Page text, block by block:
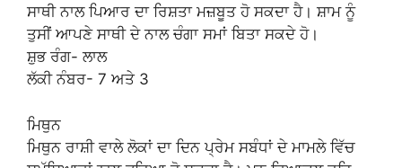
ਸਾਥੀ ਨਾਲ ਪਿਆਰ ਦਾ ਰਿਸ਼ਤਾ ਮਜ਼ਬੂਤ ​​ਹੋ ਸਕਦਾ ਹੈ। ਸ਼ਾਮ ਨੂੰ
ਤੁਸੀਂ ਆਪਣੇ ਸਾਥੀ ਦੇ ਨਾਲ ਚੰਗਾ ਸਮਾਂ ਬਿਤਾ ਸਕਦੇ ਹੋ।
ਸ਼ੁਭ ਰੰਗ- ਲਾਲ
ਲੱਕੀ ਨੰਬਰ- 7 ਅਤੇ 3
ਮਿਥੁਨ
ਮਿਥੁਨ ਰਾਸ਼ੀ ਵਾਲੇ ਲੋਕਾਂ ਦਾ ਦਿਨ ਪ੍ਰੇਮ ਸਬੰਧਾਂ ਦੇ ਮਾਮਲੇ ਵਿੱਚ